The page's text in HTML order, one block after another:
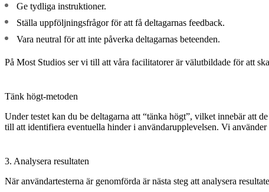
Ge tydliga instruktioner.
Ställa uppföljningsfrågor för att få deltagarnas feedback.
Vara neutral för att inte påverka deltagarnas beteenden.
På Most Studios ser vi till att våra facilitatorer är välutbildade för att
Tänk högt-metoden
Under testet kan du be deltagarna att “tänka högt”, vilket innebär att
till att identifiera eventuella hinder i användarupplevelsen. Vi
3. Analysera resultaten
När användartesterna är genomförda är nästa steg att analysera